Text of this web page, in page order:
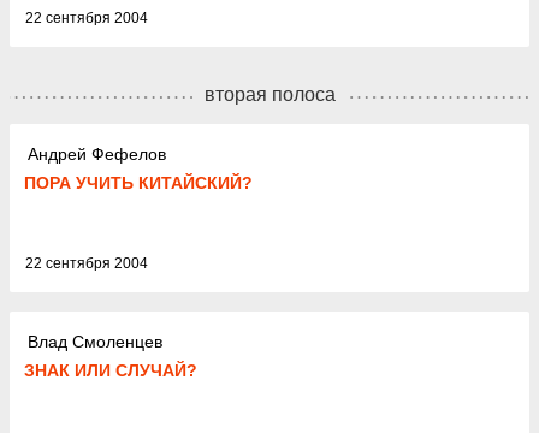
22 сентября 2004
вторая полоса
Андрей Фефелов
ПОРА УЧИТЬ КИТАЙСКИЙ?
22 сентября 2004
Влад Смоленцев
ЗНАК ИЛИ СЛУЧАЙ?